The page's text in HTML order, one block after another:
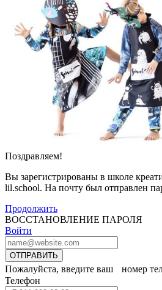
Поздравляем!
Вы зарегистрированы в школе
lil.school. На почту был отправлен
Продолжить
ВОССТАНОВЛЕНИЕ ПАРОЛЯ
Войти
ОТПРАВИТЬ
Пожалуйста, введите ваш номер
Телефон